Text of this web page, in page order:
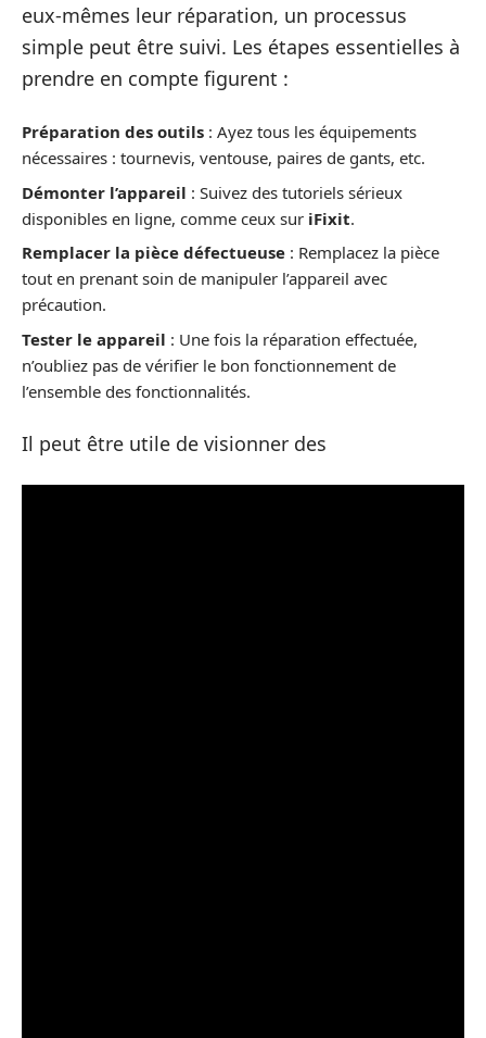
eux-mêmes leur réparation, un processus
simple peut être suivi. Les étapes essentielles à
prendre en compte figurent :
Préparation des outils : Ayez tous les équipements
nécessaires : tournevis, ventouse, paires de gants, etc.
Démonter l’appareil : Suivez des tutoriels sérieux
disponibles en ligne, comme ceux sur iFixit.
Remplacer la pièce défectueuse : Remplacez la pièce
tout en prenant soin de manipuler l’appareil avec
précaution.
Tester le appareil : Une fois la réparation effectuée,
n’oubliez pas de vérifier le bon fonctionnement de
l’ensemble des fonctionnalités.
Il peut être utile de visionner des